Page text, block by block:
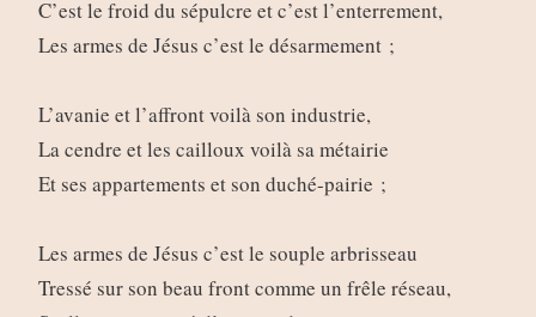
C’est le froid du sépulcre et c’est l’enterrement,
Les armes de Jésus c’est le désarmement ;
L’avanie et l’affront voilà son industrie,
La cendre et les cailloux voilà sa métairie
Et ses appartements et son duché-pairie ;
Les armes de Jésus c’est le souple arbrisseau
Tressé sur son beau front comme un frêle réseau,